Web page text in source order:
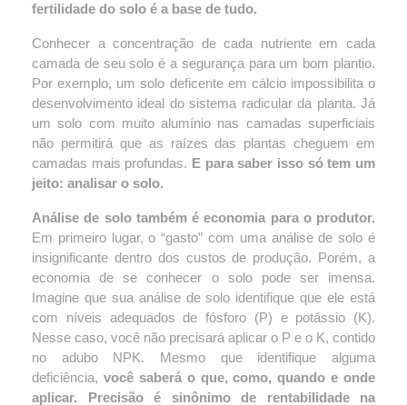
fertilidade do solo é a base de tudo.
Conhecer a concentração de cada nutriente em cada
camada de seu solo é a segurança para um bom plantio.
Por exemplo, um solo deficente em cálcio impossibilita o
desenvolvimento ideal do sistema radicular da planta. Já
um solo com muito alumínio nas camadas superficiais
não permitirá que as raízes das plantas cheguem em
camadas mais profundas. E para saber isso só tem um
jeito: analisar o solo.
Análise de solo também é economia para o produtor.
Em primeiro lugar, o “gasto” com uma análise de solo é
insignificante dentro dos custos de produção. Porém, a
economia de se conhecer o solo pode ser imensa.
Imagine que sua análise de solo identifique que ele está
com níveis adequados de fósforo (P) e potássio (K).
Nesse caso, você não precisará aplicar o P e o K, contido
no adubo NPK. Mesmo que identifique alguma
deficiência, você saberá o que, como, quando e onde
aplicar. Precisão é sinônimo de rentabilidade na